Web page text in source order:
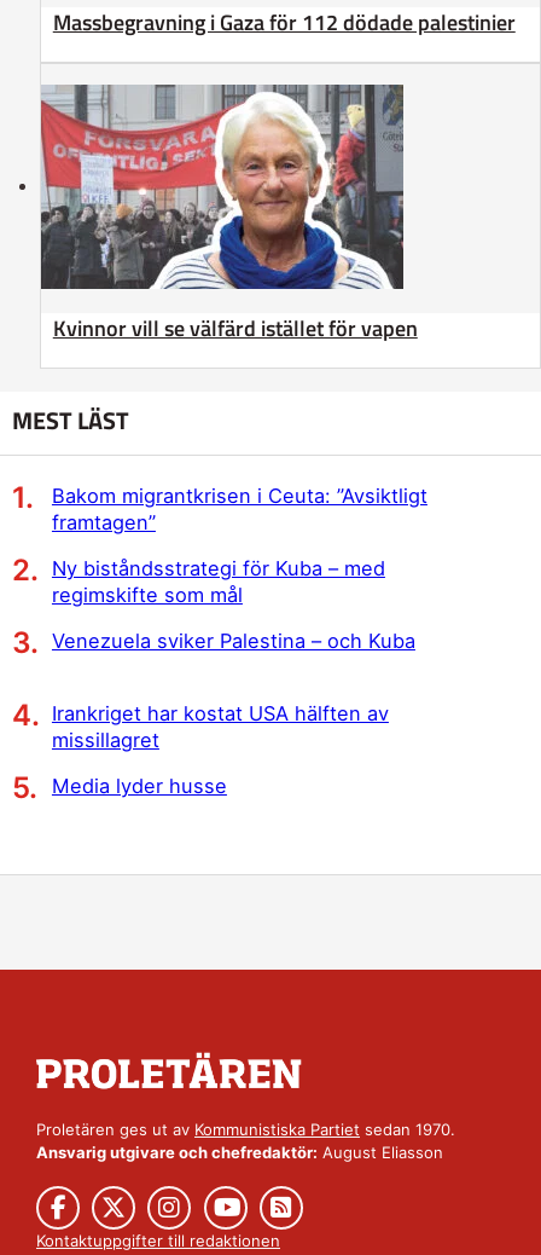
Massbegravning i Gaza för 112 dödade palestinier
Kvinnor vill se välfärd istället för vapen
MEST LÄST
Bakom migrantkrisen i Ceuta: ”Avsiktligt
framtagen”
Ny biståndsstrategi för Kuba – med
regimskifte som mål
Venezuela sviker Palestina – och Kuba
Irankriget har kostat USA hälften av
missillagret
Media lyder husse
Proletären ges ut av Kommunistiska Partiet sedan 1970.
Ansvarig utgivare och chefredaktör: August Eliasson
Kontaktuppgifter till redaktionen